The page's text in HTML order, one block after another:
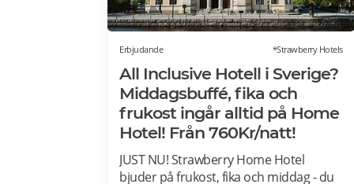
Erbjudande *Strawberry Hotels
All Inclusive Hotell i Sverige?
Middagsbuffé, fika och
frukost ingår alltid på Home
Hotel! Från 760Kr/natt!
JUST NU! Strawberry Home Hotel
bjuder på frukost, fika och middag - du